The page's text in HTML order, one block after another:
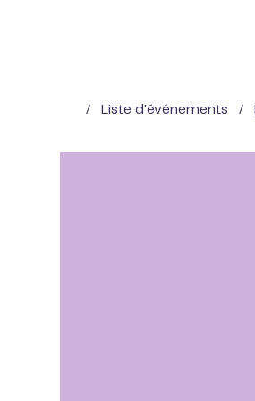
/ Liste d'événements /